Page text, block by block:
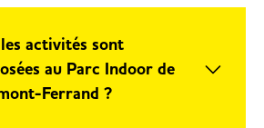
espace détente et snackest
sur place pour boire,
et se reposer entre deux
activités sont
au Parc Indoor de
Ferrand ?